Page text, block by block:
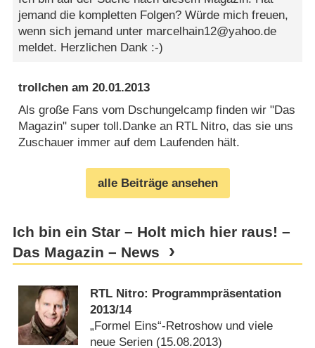
jemand die kompletten Folgen? Würde mich freuen,
wenn sich jemand unter marcelhain12@yahoo.de
meldet. Herzlichen Dank :-)
trollchen am20.01.2013
Als große Fans vom Dschungelcamp finden wir "Das
Magazin" super toll.Danke an RTL Nitro, das sie uns
Zuschauer immer auf dem Laufenden hält.
alle Beiträge ansehen
Ich bin ein Star – Holt mich hier raus! –
Das Magazin – News
RTL Nitro: Programmpräsentation
2013/​14
„Formel Eins“-Retroshow und viele
neue Serien (15.08.2013)